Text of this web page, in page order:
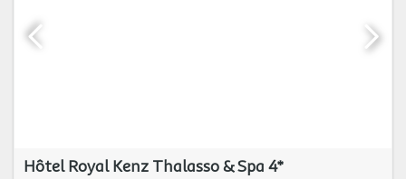
Hôtel Royal Kenz Thalasso & Spa 4*